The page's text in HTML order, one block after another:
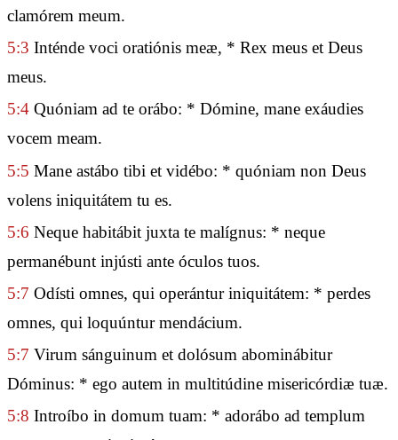
clamórem meum.
5:3 Inténde voci oratiónis meæ, * Rex meus et Deus
meus.
5:4 Quóniam ad te orábo: * Dómine, mane exáudies
vocem meam.
5:5 Mane astábo tibi et vidébo: * quóniam non Deus
volens iniquitátem tu es.
5:6 Neque habitábit juxta te malígnus: * neque
permanébunt injústi ante óculos tuos.
5:7 Odísti omnes, qui operántur iniquitátem: * perdes
omnes, qui loquúntur mendácium.
5:7 Virum sánguinum et dolósum abominábitur
Dóminus: * ego autem in multitúdine misericórdiæ tuæ.
5:8 Introíbo in domum tuam: * adorábo ad templum